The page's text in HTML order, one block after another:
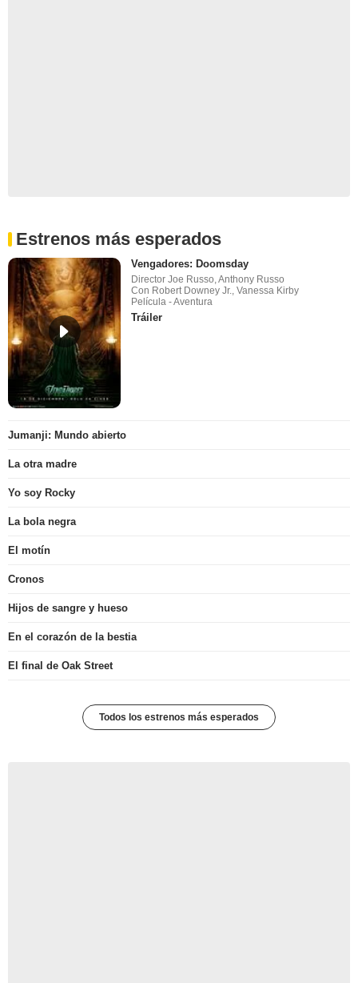
Estrenos más esperados
Vengadores: Doomsday
Director Joe Russo, Anthony Russo
Con Robert Downey Jr., Vanessa Kirby
Película - Aventura
Tráiler
Jumanji: Mundo abierto
La otra madre
Yo soy Rocky
La bola negra
El motín
Cronos
Hijos de sangre y hueso
En el corazón de la bestia
El final de Oak Street
Todos los estrenos más esperados